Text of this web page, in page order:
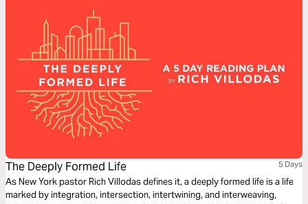
The Deeply Formed Life 5 Days
As New York pastor Rich Villodas defines it, a deeply formed life is a life
marked by integration, intersection, intertwining, and interweaving,